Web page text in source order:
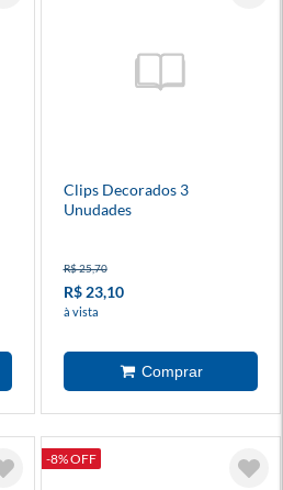
Clips Decorados 3
Unudades
R$ 25,70
R$ 23,10
à vista
-8% OFF